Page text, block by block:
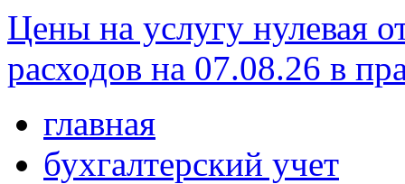
Цены на услугу нулевая
расходов на 07.08.26 в
главная
бухгалтерский учет